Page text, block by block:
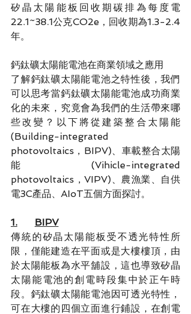
矽晶太陽能板回收期碳排為每度電
22.1~38.1公克CO2e，回收期為1.3-2.4
年。
鈣鈦礦太陽能電池在商業領域之應用
了解鈣鈦礦太陽能電池之特性後，我們
可以思考當鈣鈦礦太陽能電池成功商業
化的未來，究竟會為我們的生活帶來哪
些改變？以下將從建築整合太陽能
(Building-integrated
photovoltaics，BIPV)、車載整合太陽
能(Vihicle-integrated
photovoltaics，VIPV)、農漁業、自供
電3C產品、AIoT五個方面探討。
1.	BIPV
傳統的矽晶太陽能板受不透光特性所
限，僅能建造在平面或是大樓樓頂，由
於太陽能板為水平舖設，這也導致矽晶
太陽能電池的創電時段集中於正午時
段。鈣鈦礦太陽能電池因可透光特性，
可在大樓的四個立面進行鋪設，在創電